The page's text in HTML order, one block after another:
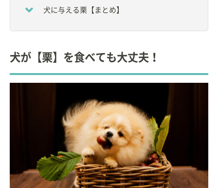
その後、ペットフードメーカーに入社し、小動物臨
の活動。ペットの栄養に関する団体の要職を務め
犬に与える栗【まとめ】
犬が【栗】を食べても大丈夫！